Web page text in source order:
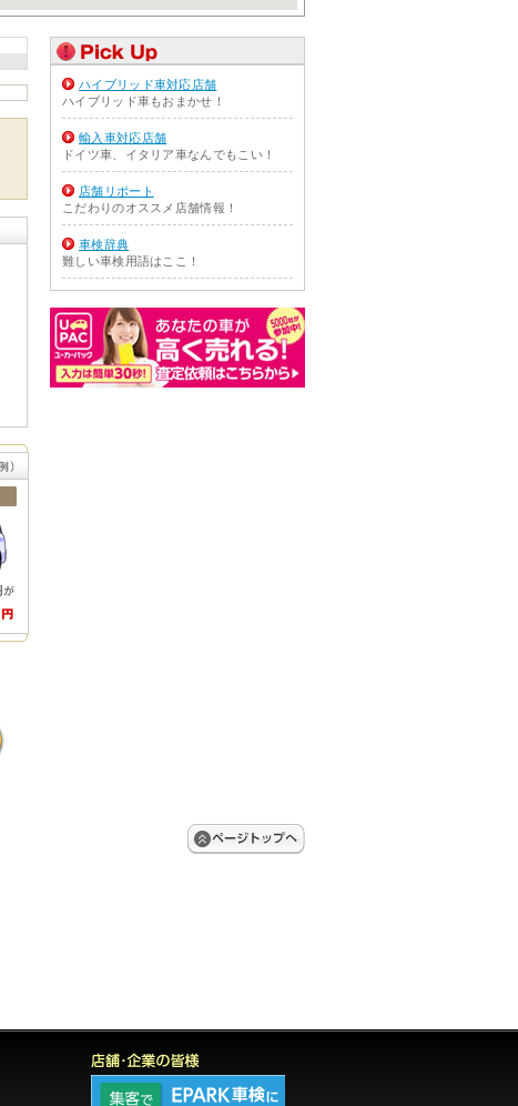
ハイブリッド車対応店舗
ハイブリッド車もおまかせ！
輸入車対応店舗
ドイツ車、イタリア車なんでもこい！
店舗リポート
こだわりのオススメ店舗情報！
車検辞典
難しい車検用語はここ！